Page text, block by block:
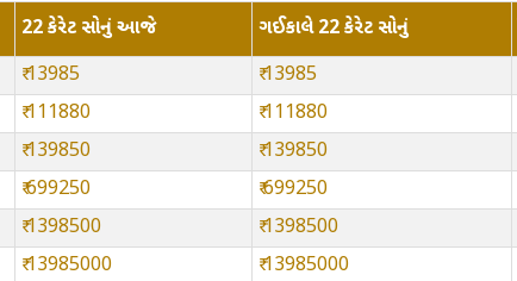
22 કેરેટ સોનું આજે ગઈકાલે 22 કેરેટ સોનું
₹ 13985 ₹ 13985
₹ 111880 ₹ 111880
₹ 139850 ₹ 139850
₹ 699250 ₹ 699250
₹ 1398500 ₹ 1398500
₹ 13985000 ₹ 13985000